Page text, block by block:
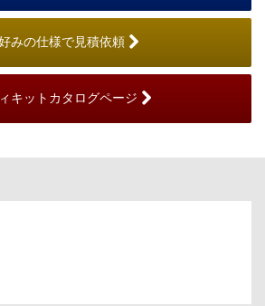
みの仕様で見積依頼
キットカタログページ